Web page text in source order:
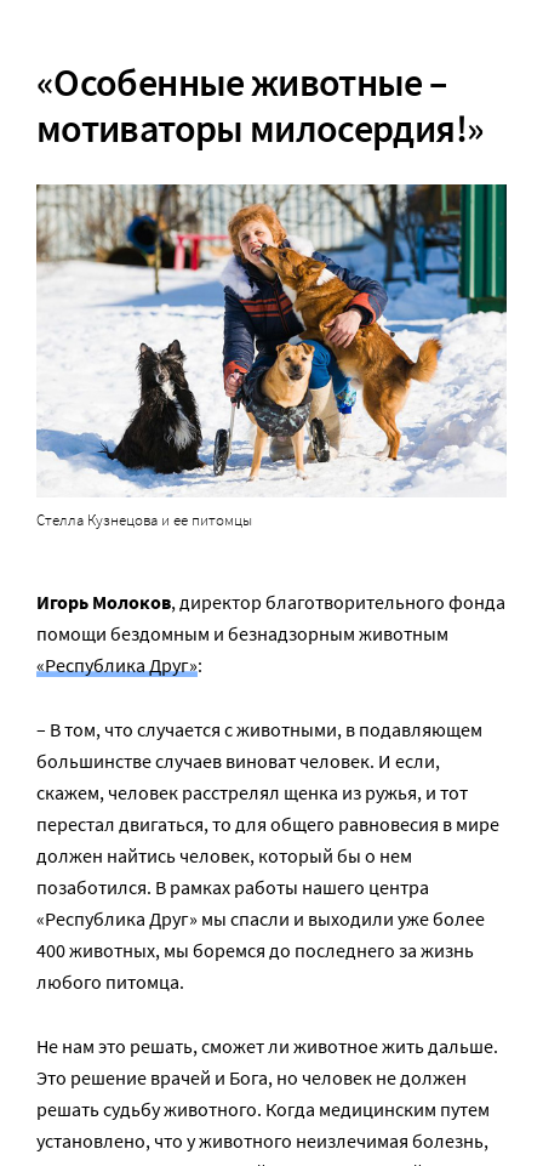
«Особенные животные –
мотиваторы милосердия!»
Стелла Кузнецова и ее питомцы
Игорь Молоков, директор благотворительного фонда
помощи бездомным и безнадзорным животным
«Республика Друг»:
– В том, что случается с животными, в подавляющем
большинстве случаев виноват человек. И если,
скажем, человек расстрелял щенка из ружья, и тот
перестал двигаться, то для общего равновесия в мире
должен найтись человек, который бы о нем
позаботился. В рамках работы нашего центра
«Республика Друг» мы спасли и выходили уже более
400 животных, мы боремся до последнего за жизнь
любого питомца.
Не нам это решать, сможет ли животное жить дальше.
Это решение врачей и Бога, но человек не должен
решать судьбу животного. Когда медицинским путем
установлено, что у животного неизлечимая болезнь,